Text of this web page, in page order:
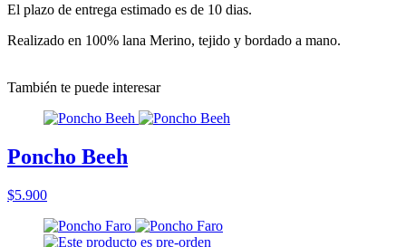
El plazo de entrega estimado es de 10 dias.
Realizado en 100% lana Merino, tejido y bordado a mano.
También te puede interesar
Poncho Beeh
$5.900